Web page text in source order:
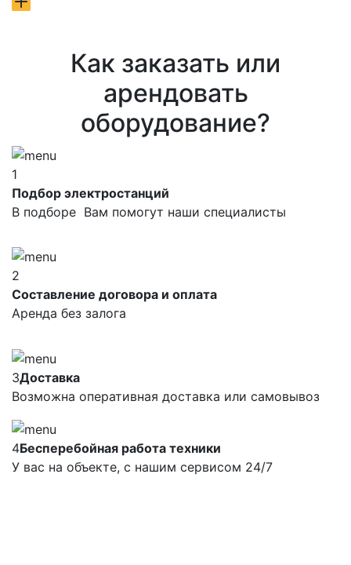
Как заказать или
арендовать
оборудование?
1
Подбор электростанций
В подборе Вам помогут наши специалисты
2
Составление договора и оплата
Аренда без залога
3Доставка
Возможна оперативная доставка или самовывоз
4Бесперебойная работа техники
У вас на объекте, с нашим сервисом 24/7